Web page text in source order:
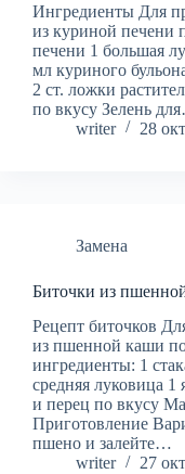
Ингредиенты Для
из куриной печени
печени 1 большая
мл куриного
2 ст. ложки
по вкусу Зелень
writer
28
Замена
Биточки из
Рецепт биточков
из пшенной каши
ингредиенты: 1
средняя луковица
и перец по вкусу
Приготовление
пшено и залейте…
writer
27